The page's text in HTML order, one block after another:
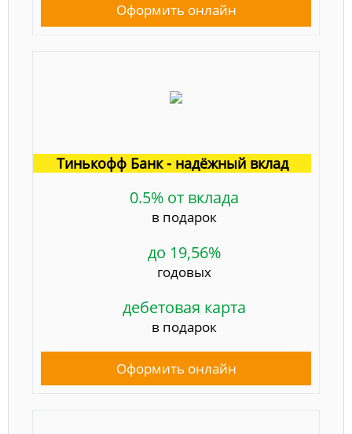
Оформить онлайн
Тинькофф Банк - надёжный вклад
0.5% от вклада
в подарок
до 19,56%
годовых
дебетовая карта
в подарок
Оформить онлайн